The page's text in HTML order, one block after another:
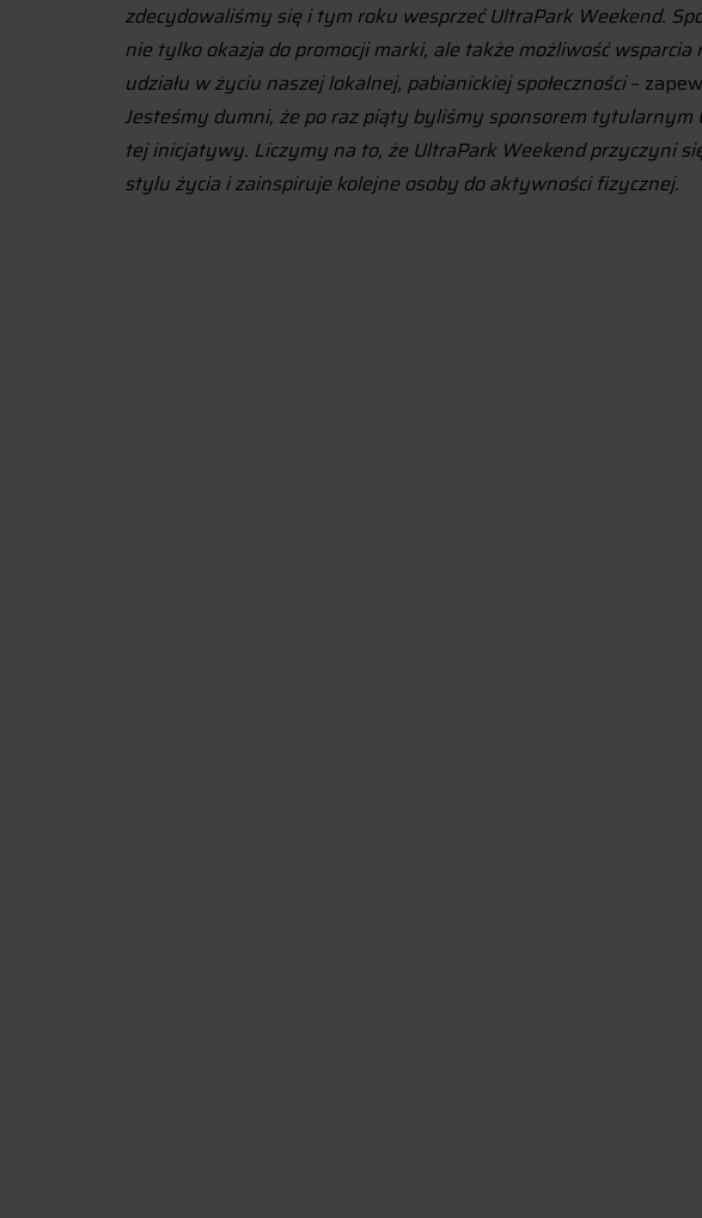
zdecydowaliśmy się i tym roku wesprzeć UltraPark Weekend.
nie tylko okazja do promocji marki, ale także możliwość
udziału w życiu naszej lokalnej, pabianickiej społeczności–
Jesteśmy dumni, że po raz piąty byliśmy sponsorem
tej inicjatywy. Liczymy na to, że UltraPark Weekend przyczyni
stylu życia i zainspiruje kolejne osoby do aktywności fizycznej.